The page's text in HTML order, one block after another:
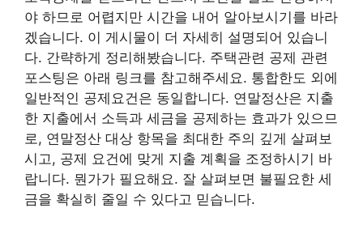
야 하므로 어렵지만 시간을 내어 알아보시기를 바라
겠습니다. 이 게시물이 더 자세히 설명되어 있습니
다. 간략하게 정리해봤습니다. 주택관련 공제 관련
포스팅은 아래 링크를 참고해주세요. 통합한도 외에
일반적인 공제요건은 동일합니다. 연말정산은 지출
한 지출에서 소득과 세금을 공제하는 효과가 있으므
로, 연말정산 대상 항목을 최대한 주의 깊게 살펴보
시고, 공제 요건에 맞게 지출 계획을 조정하시기 바
랍니다. 뭔가가 필요해요. 잘 살펴보면 불필요한 세
금을 확실히 줄일 수 있다고 믿습니다.